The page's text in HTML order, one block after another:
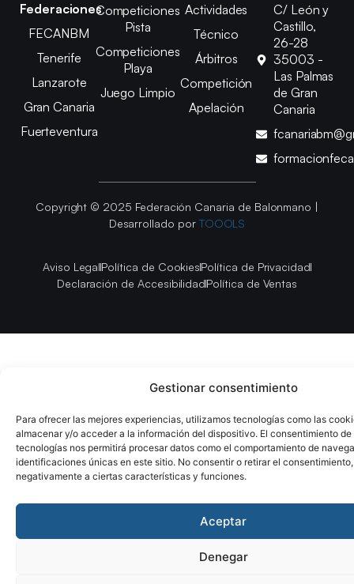
Gestionar consentimiento
Para ofrecer las mejores experiencias, utilizamos tecnologías como las
almacenar y/o acceder a la información del dispositivo. El consentimiento de
tecnologías nos permitirá procesar datos como el comportamiento de
identificaciones únicas en este sitio. No consentir o retirar el
negativamente a ciertas características y funciones.
Aceptar
Denegar
Federaciones
FECANBM
Tenerife
Lanzarote
Gran Canaria
Fuerteventura
Competiciones
Pista
Competiciones
Playa
Juego Limpio
Actividades
Técnico
Árbitros
Competición
Apelación
C/ León y
Castillo,
26-28
35003 -
Las Palmas
de Gran
Canaria
Copyright © 2025 Federación Canaria de Balonmano |
Desarrollado por TOOOLS
Aviso LegalPolítica de CookiesPolítica de Privacidad
Declaración de AccesibilidadPolítica de Ventas